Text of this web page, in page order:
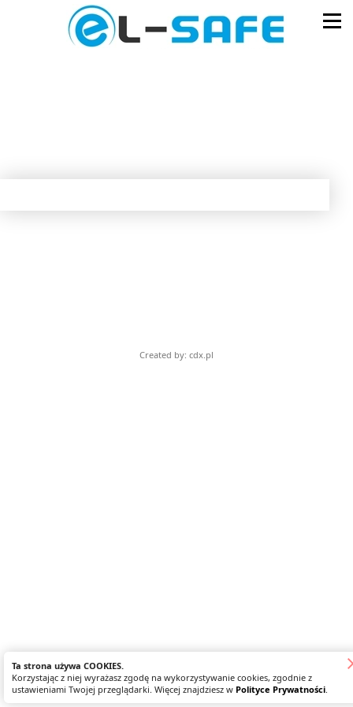
Created by: cdx.pl
Ta strona używa COOKIES.
Korzystając z niej wyrażasz zgodę na wykorzystywanie cookies, zgodnie z
ustawieniami Twojej przeglądarki. Więcej znajdziesz w Polityce Prywatności.